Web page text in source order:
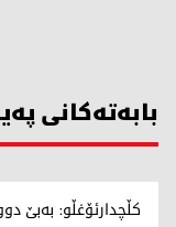
بابەتەکانی
کڵچدارئۆغڵو: بەبێ